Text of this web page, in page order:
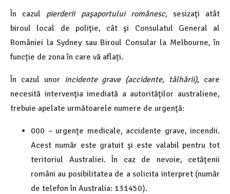
În cazul pierderii paşaportului românesc, sesizaţi atât
biroul local de poliţie, cât şi Consulatul General al
României la Sydney sau Biroul Consular la Melbourne, în
funcție de zona în care vă aflați.
În cazul unorincidente grave (accidente, tâlhării), care
necesită intervenţia imediată a autorităţilor australiene,
trebuie apelate următoarele numere de urgenţă:
000 – urgenţe medicale, accidente grave, incendii.
Acest număr este gratuit şi este valabil pentru tot
teritoriul Australiei. În caz de nevoie, cetăţenii
români au posibilitatea de a solicita interpret (număr
de telefon în Australia: 131450).